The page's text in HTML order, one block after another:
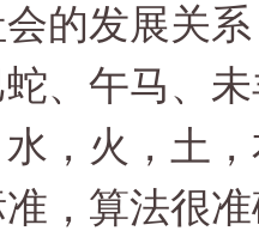
的发展关
、午马、
，火，土
，算法很